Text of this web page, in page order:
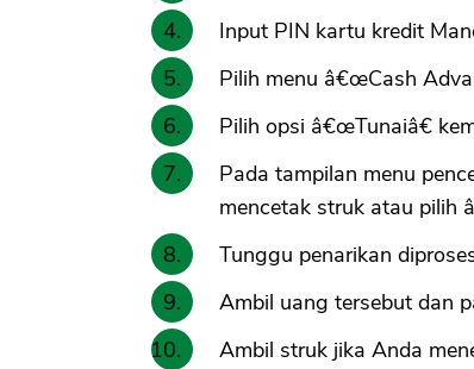
Input PIN kartu kredit
Pilih menu â€œCash
Pilih opsi â€œTunaiâ€
Pada tampilan menu
mencetak struk atau pilih
Tunggu penarikan
Ambil uang tersebut dan
Ambil struk jika Anda